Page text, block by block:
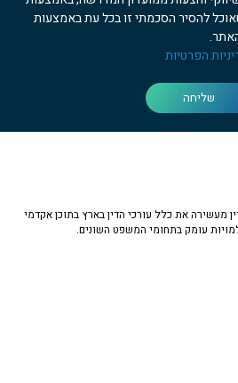
להסיר הסכמתי זו בכל עת באמצעות
הפרטיות
שליחה
מעשירה את כלל עורכי הדין בארץ בתוכן אקדמי
עומק בתחומי המשפט השונים.